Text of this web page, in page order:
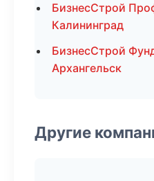
БизнесСтрой
Калининград
БизнесСтрой
Архангельск
Другие